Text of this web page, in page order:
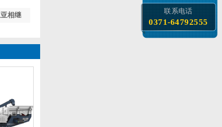
相继
联系电话
0371-64792555